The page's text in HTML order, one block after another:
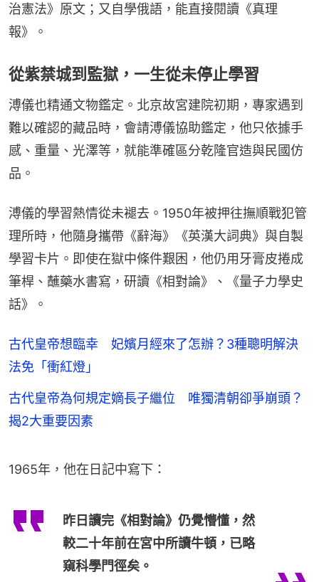
治憲法》原文；又自學俄語，能直接閱讀《真理
報》。
從紫禁城到監獄，一生從未停止學習
溥儀也精通文物鑑定。北京故宮建院初期，專家遇到
難以確認的藏品時，會請溥儀協助鑑定，他只依據手
感、重量、光澤等，就能準確區分乾隆官造與民國仿
品。
溥儀的學習熱情從未褪去。1950年被押往撫順戰犯管
理所時，他隨身攜帶《辭海》《英漢大詞典》與自製
學習卡片。即使在獄中條件艱困，他仍用牙膏皮捲成
筆桿、蘸藥水書寫，研讀《相對論》、《量子力學史
話》。
古代皇帝想臨幸 妃嬪月經來了怎辦？3種聰明解決
法免「衝紅燈」
古代皇帝為何規定嫡長子繼位 唯獨清朝卻爭崩頭？
揭2大重要因素
1965年，他在日記中寫下：
昨日讀完《相對論》仍覺懵懂，然
較二十年前在宮中所讀牛頓，已略
窺科學門徑矣。